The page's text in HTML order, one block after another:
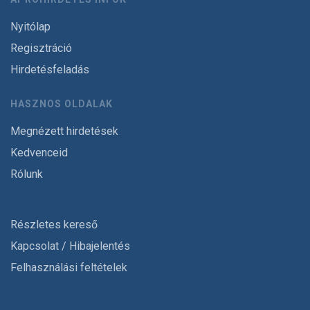
Nyitólap
Regisztráció
Hirdetésfeladás
HASZNOS OLDALAK
Megnézett hirdetések
Kedvenceid
Rólunk
Részletes kereső
Kapcsolat / Hibajelentés
Felhasználási feltételek